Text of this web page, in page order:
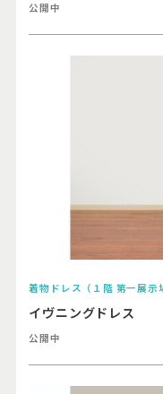
公開中
着物ドレス（１階 第一展示
イヴニングドレス
公開中